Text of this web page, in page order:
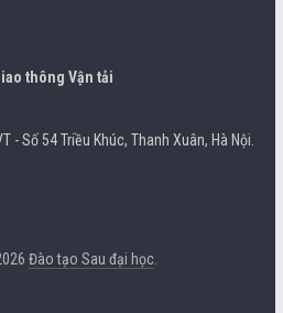
thông Vận tải
- Số 54 Triều Khúc, Thanh Xuân, Hà Nội.
Đào tạo Sau đại học.